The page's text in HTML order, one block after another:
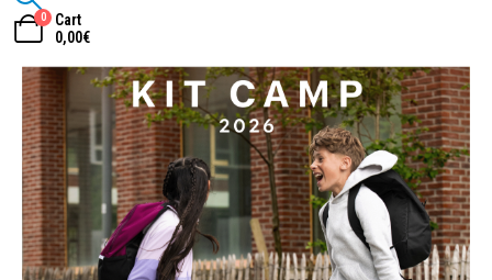
0
Cart
0,00€